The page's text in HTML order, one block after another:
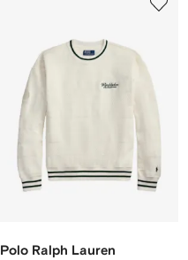
Polo Ralph Lauren